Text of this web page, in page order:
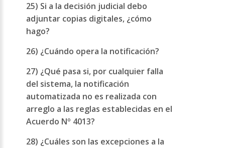
25) Si a la decisión judicial debo
adjuntar copias digitales, ¿cómo
hago?
26) ¿Cuándo opera la notificación?
27) ¿Qué pasa si, por cualquier falla
del sistema, la notificación
automatizada no es realizada con
arreglo a las reglas establecidas en el
Acuerdo Nº 4013?
28) ¿Cuáles son las excepciones a la